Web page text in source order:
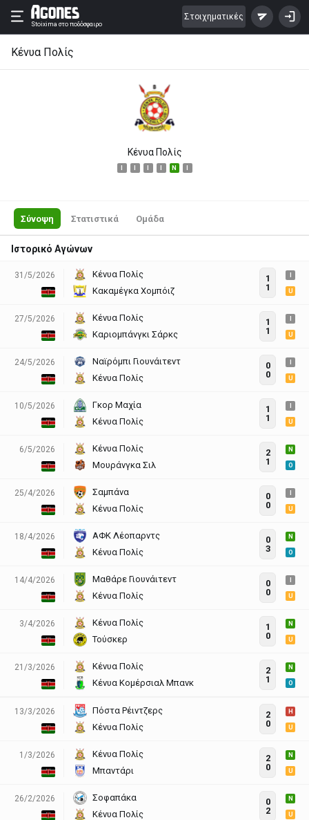
Stoixima στο ποδόσφαιρο
Στοιχηματικές
Κένυα Πολίς
Κένυα Πολίς
N
Σύνοψη Στατιστικά Ομάδα
Ιστορικό Αγώνων
31/5/2026
Κένυα Πολίς
Κακαμέγκα Χομπόιζ
1
1
U
27/5/2026
Κένυα Πολίς
Καριομπάνγκι Σάρκς
1
1
U
24/5/2026
Ναϊρόμπι Γιουνάιτεντ
Κένυα Πολίς
0
0
U
10/5/2026
Γκορ Μαχία
Κένυα Πολίς
1
1
U
6/5/2026
Κένυα Πολίς
Μουράνγκα Σιλ
2
1
N
O
25/4/2026
Σαμπάνα
Κένυα Πολίς
0
0
U
18/4/2026
ΑΦΚ Λέοπαρντς
Κένυα Πολίς
0
3
N
O
14/4/2026
Μαθάρε Γιουνάιτεντ
Κένυα Πολίς
0
0
U
3/4/2026
Κένυα Πολίς
Τούσκερ
1
0
N
U
21/3/2026
Κένυα Πολίς
Κένυα Κομέρσιαλ Μπανκ
2
1
N
O
13/3/2026
Πόστα Ρέιντζερς
Κένυα Πολίς
2
0
H
U
1/3/2026
Κένυα Πολίς
Μπαντάρι
2
0
N
U
26/2/2026
Σοφαπάκα
Κένυα Πολίς
0
2
N
U